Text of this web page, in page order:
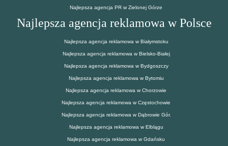
Najlepsza agencja PR w Zielonej Górze
Najlepsza agencja reklamowa w Polsce
Najlepsza agencja reklamowa w Białymstoku
Najlepsza agencja reklamowa w Bielsko-Białej
Najlepsza agencja reklamowa w Bydgoszczy
Najlepsza agencja reklamowa w Bytomiu
Najlepsza agencja reklamowa w Chorzowie
Najlepsza agencja reklamowa w Częstochowie
Najlepsza agencja reklamowa w Dąbrowie Gór.
Najlepsza agencja reklamowa w Elblągu
Najlepsza agencja reklamowa w Gdańsku